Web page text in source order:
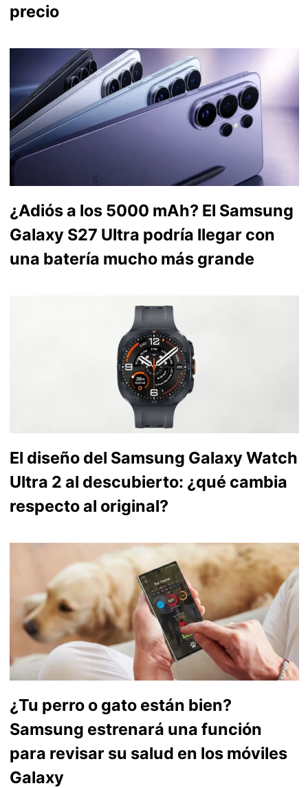
precio
¿Adiós a los 5000 mAh? El Samsung
Galaxy S27 Ultra podría llegar con
una batería mucho más grande
El diseño del Samsung Galaxy Watch
Ultra 2 al descubierto: ¿qué cambia
respecto al original?
¿Tu perro o gato están bien?
Samsung estrenará una función
para revisar su salud en los móviles
Galaxy